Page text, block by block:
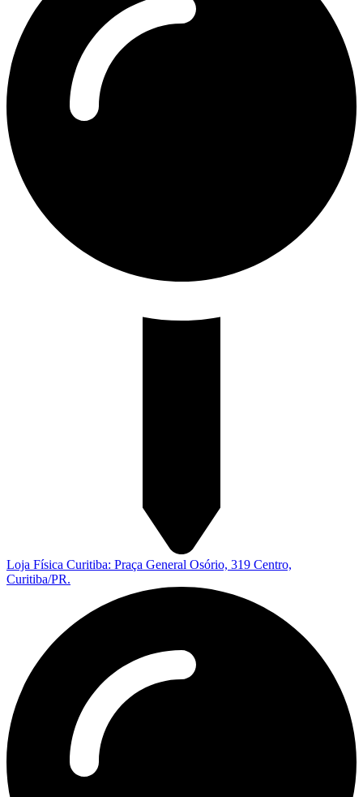
Loja Física Curitiba: Praça General Osório, 319 Centro,
Curitiba/PR.